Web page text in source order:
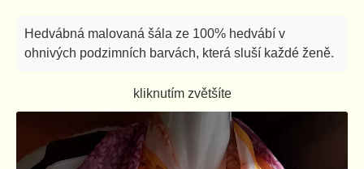
Hedvábná malovaná šála ze 100% hedvábí v
ohnivých podzimních barvách, která sluší každé ženě.
kliknutím zvětšíte